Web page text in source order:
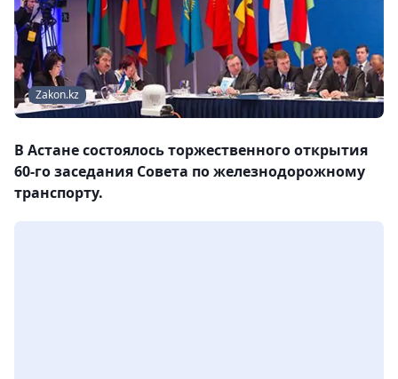
Zakon.kz
В Астане состоялось торжественного открытия
60-го заседания Совета по железнодорожному
транспорту.